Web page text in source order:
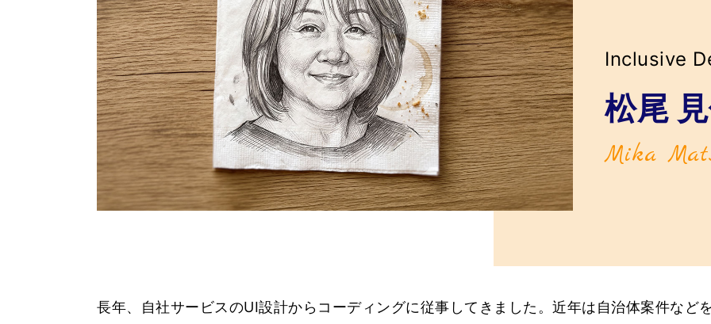
Inclusive
松尾
Mika
長年、自社サービスのUI設計からコーディングに従事してきました。近年は自治体案件など